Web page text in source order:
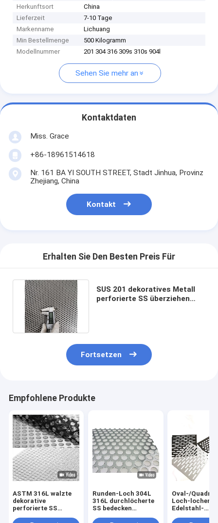
Herkunftsort
China
Lieferzeit
7-10 Tage
Markenname
Lichuang
Min Bestellmenge
500 Kilogramm
Modellnummer
201 304 316 309s 310s 904l
Sehen Sie mehr an
Kontaktdaten
Miss. Grace
+86-18961514618
Nr. 161 BA YI SOUTH STREET, Stadt Jinhua, Provinz
Zhejiang, China
Kontakt
Erhalten Sie Den Besten Preis Für
SUS 201 dekoratives Metall
perforierte SS überziehen
Fortsetzen
Empfohlene Produkte
ASTM 316L walzte
dekorative
perforierte SS
Runden-Loch 304L
316L durchlöcherte
SS bedecken
Oval-/
Loch-
Edelstahl-